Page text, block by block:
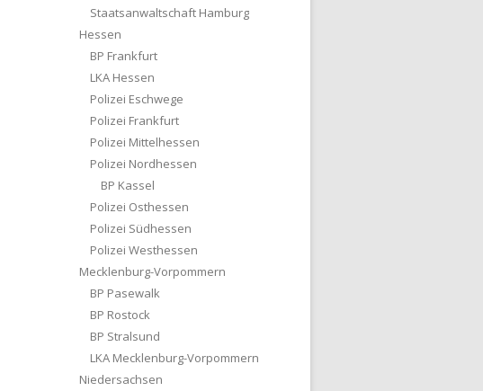
Staatsanwaltschaft Hamburg
Hessen
BP Frankfurt
LKA Hessen
Polizei Eschwege
Polizei Frankfurt
Polizei Mittelhessen
Polizei Nordhessen
BP Kassel
Polizei Osthessen
Polizei Südhessen
Polizei Westhessen
Mecklenburg-Vorpommern
BP Pasewalk
BP Rostock
BP Stralsund
LKA Mecklenburg-Vorpommern
Niedersachsen